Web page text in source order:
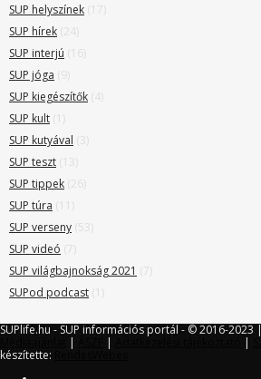
SUP helyszínek (17)
SUP hírek (24)
SUP interjú (16)
SUP jóga (9)
SUP kiegészítők (4)
SUP kult (1)
SUP kutyával (3)
SUP teszt (13)
SUP tippek (26)
SUP túra (11)
SUP verseny (53)
SUP videó (7)
SUP világbajnokság 2021 (7)
SUPod podcast (1)
SUPlife.hu - SUP információs portál - © 2016-2023 |
| | |
készítette: